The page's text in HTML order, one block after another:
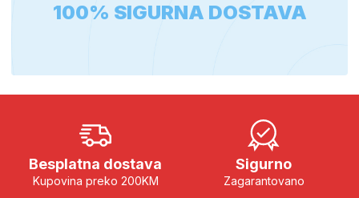
100% SIGURNA DOSTAVA
Besplatna dostava
Kupovina preko 200KM
Sigurno
Zagarantovano